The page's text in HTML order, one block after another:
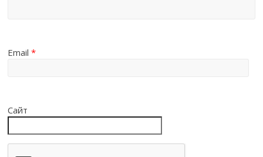
Email*
Сайт